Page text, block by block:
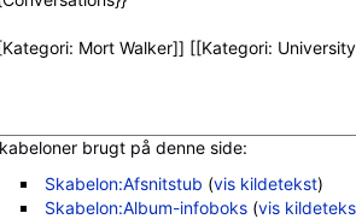
brugt på denne side:
Skabelon:Afsnitstub (vis kildetekst)
Skabelon:Album-infoboks(vis